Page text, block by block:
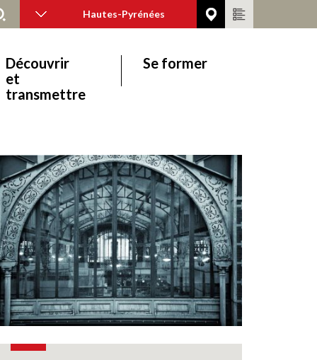
Hautes-Pyrénées
Découvrir
et
transmettre
Se former